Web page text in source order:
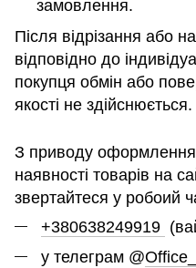
замовлення.
Після відрізання або
відповідно до
покупця обмін або
якості не здійснюється.
З приводу оформлення
наявності товарів на
звертайтеся у робоий
+380638249919
у телеграм @